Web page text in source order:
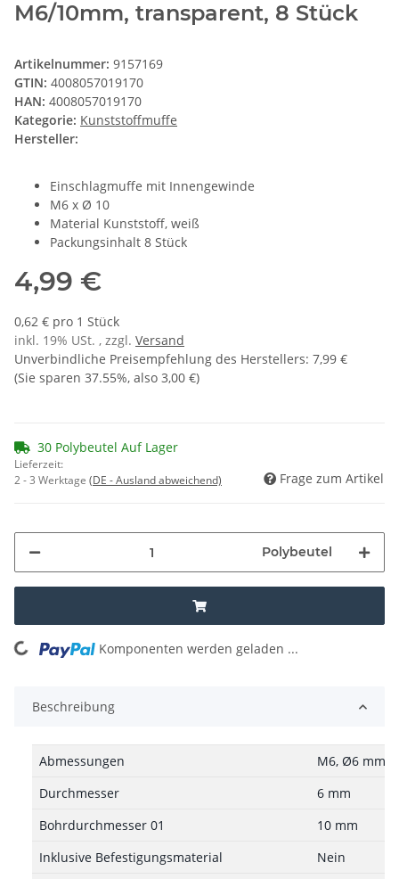
M6/10mm, transparent, 8 Stück
Artikelnummer: 9157169
GTIN: 4008057019170
HAN: 4008057019170
Kategorie: Kunststoffmuffe
Hersteller:
Einschlagmuffe mit Innengewinde
M6 x Ø 10
Material Kunststoff, weiß
Packungsinhalt 8 Stück
4,99 €
0,62 € pro 1 Stück
inkl. 19% USt. , zzgl. Versand
Unverbindliche Preisempfehlung des Herstellers: 7,99 €
(Sie sparen 37.55%, also 3,00 €)
30 Polybeutel Auf Lager
Lieferzeit:
2 - 3 Werktage (DE - Ausland abweichend) Frage zum Artikel
Polybeutel
Loading... Komponenten werden geladen ...
Beschreibung
Abmessungen
M6, Ø6 mm
Durchmesser
6 mm
Bohrdurchmesser 01
10 mm
Inklusive Befestigungsmaterial
Nein